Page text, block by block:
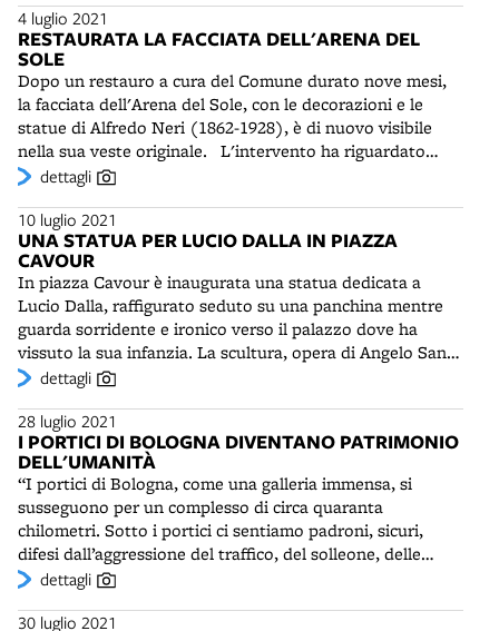
di macchine per movimento terra. Da sempre
appassionato di meccanica, dal 1980 Risi ha iniziato una
raccolta di vecchi mezzi agricoli, accompagnata da
un'attività di restauro e manutenzione. La collezione, ora
aperta al pubblico con allestimento ottimale e moderni
pannelli illustrativi, comprende numerose macchine
agricole - delle quali tredici a vapore - e una ventina di
veicoli. Tra le macchine a vapore spiccano due
gigantesche locomotive Fowler per l'aratura funicolare,
acquistate da Risi in Inghilterra negli anni Novanta. Esse
vengono utilizzate saltuariamente anche per
dimostrazioni in campo.
4 luglio 2021
RESTAURATA LA FACCIATA DELL'ARENA DEL
SOLE
Dopo un restauro a cura del Comune durato nove mesi,
la facciata dell'Arena del Sole, con le decorazioni e le
statue di Alfredo Neri (1862-1928), è di nuovo visibile
nella sua veste originale. L'intervento ha riguardato
anche le volte del portico e il sistema di deflusso delle
contribuisce a valorizzare l'antica architettura e
l'apparato decorativo.
dettagli
10 luglio 2021
UNA STATUA PER LUCIO DALLA IN PIAZZA
CAVOUR
In piazza Cavour è inaugurata una statua dedicata a
Lucio Dalla, raffigurato seduto su una panchina mentre
guarda sorridente e ironico verso il palazzo dove ha
vissuto la sua infanzia. La scultura, opera di Angelo Santé
Paladino e realizzata dalla storica Fonderia Venturi, è
La famiglia del cantautore avrebbe preferito la
collocazione della statua in piazza dei Celestini, vicino
alla sua ultima dimora, divenuta museo.
dettagli
28 luglio 2021
I PORTICI DI BOLOGNA DIVENTANO PATRIMONIO
DELL'UMANITÀ
“I portici di Bologna, come una galleria immensa, si
susseguono per un complesso di circa quaranta
chilometri. Sotto i portici ci sentiamo padroni, sicuri,
difesi dall’aggressione del traffico, del solleone, delle
intemperie”. (M. Bianconi) I portici di Bologna sono
una riunione a Fuzhou, in Cina - solo virtuale a causa del
dettagli
30 luglio 2021